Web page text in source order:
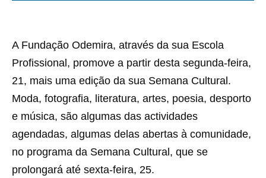
A Fundação Odemira, através da sua Escola
Profissional, promove a partir desta segunda-feira,
21, mais uma edição da sua Semana Cultural.
Moda, fotografia, literatura, artes, poesia, desporto
e música, são algumas das actividades
agendadas, algumas delas abertas à comunidade,
no programa da Semana Cultural, que se
prolongará até sexta-feira, 25.